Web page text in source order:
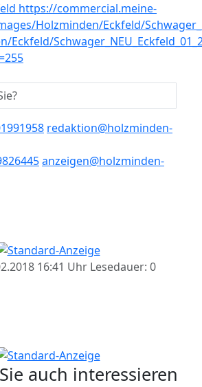
redaktion@holzminden-
anzeigen@holzminden-
16:41 Uhr Lesedauer: 0
auch interessieren